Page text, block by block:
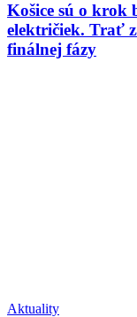
Košice sú o krok
električiek. Trať
finálnej fázy
Aktuality